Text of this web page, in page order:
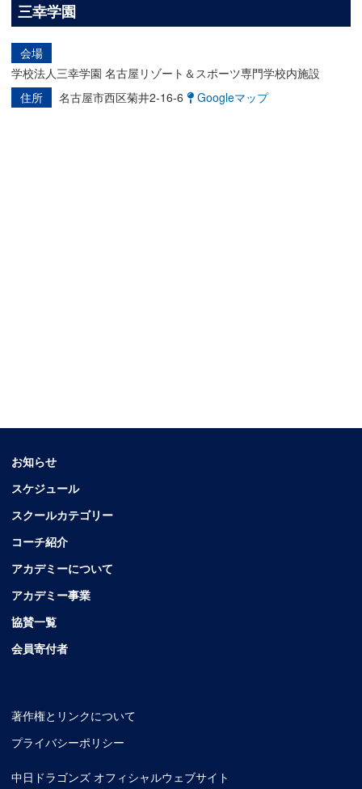
三幸学園
会場
学校法人三幸学園 名古屋リゾート＆スポーツ専門学校内施設
住所
名古屋市西区菊井2-16-6 Googleマップ
お知らせ
スケジュール
スクールカテゴリー
コーチ紹介
アカデミーについて
アカデミー事業
協賛一覧
会員寄付者
著作権とリンクについて
プライバシーポリシー
中日ドラゴンズ オフィシャルウェブサイト